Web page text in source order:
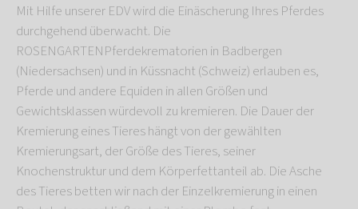
Mit Hilfe unserer EDV wird die Einäscherung Ihres Pferdes
durchgehend überwacht. Die
ROSENGARTENPferdekrematorien in Badbergen
(Niedersachsen) und in Küssnacht (Schweiz) erlauben es,
Pferde und andere Equiden in allen Größen und
Gewichtsklassen würdevoll zu kremieren. Die Dauer der
Kremierung eines Tieres hängt von der gewählten
Kremierungsart, der Größe des Tieres, seiner
Knochenstruktur und dem Körperfettanteil ab. Die Asche
des Tieres betten wir nach der Einzelkremierung in einen